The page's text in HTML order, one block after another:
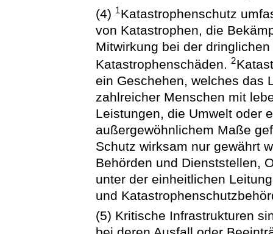
(4) 1Katastrophenschutz
von Katastrophen, die
Mitwirkung bei der
Katastrophenschäden.2
ein Geschehen, welches das
zahlreicher Menschen mit
Leistungen, die Umwelt oder
außergewöhnlichem Maße
Schutz wirksam nur gewährt
Behörden und Dienststellen,
unter der einheitlichen
und
(5) Kritische Infrastrukturen